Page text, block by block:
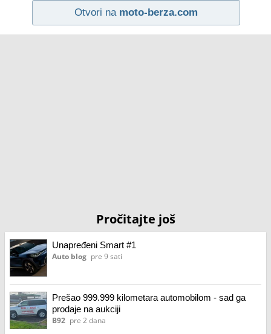
Otvori na moto-berza.com
Pročitajte još
Unapređeni Smart #1
Auto blog pre 9 sati
Prešao 999.999 kilometara automobilom - sad ga
prodaje na aukciji
B92 pre 2 dana